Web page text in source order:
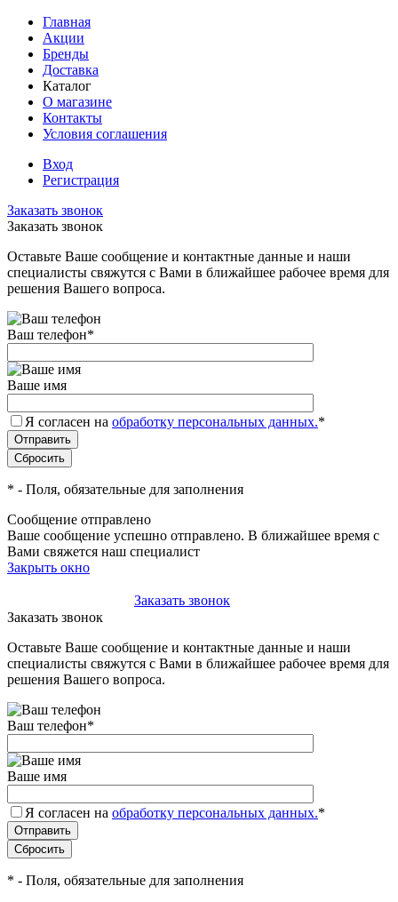
Главная
Акции
Бренды
Доставка
Каталог
О магазине
Контакты
Условия соглашения
Вход
Регистрация
Заказать звонок
Заказать звонок
Оставьте Ваше сообщение и контактные данные и наши
специалисты свяжутся с Вами в ближайшее рабочее время для
решения Вашего вопроса.
Ваш телефон*
Ваше имя
Я согласен на обработку персональных данных.*
* - Поля, обязательные для заполнения
Сообщение отправлено
Ваше сообщение успешно отправлено. В ближайшее время с
Вами свяжется наш специалист
Закрыть окно
Заказать звонок
Заказать звонок
Оставьте Ваше сообщение и контактные данные и наши
специалисты свяжутся с Вами в ближайшее рабочее время для
решения Вашего вопроса.
Ваш телефон*
Ваше имя
Я согласен на обработку персональных данных.*
* - Поля, обязательные для заполнения